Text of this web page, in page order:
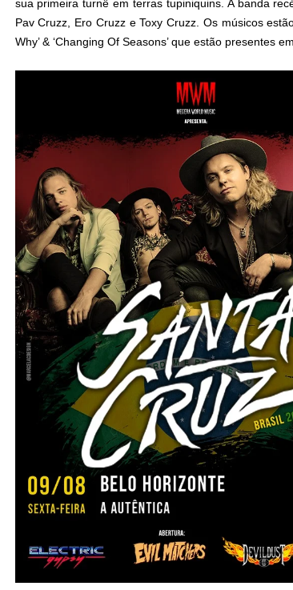
sua primeira turnê em terras tupiniquins. A banda
Pav Cruzz, Ero Cruzz e Toxy Cruzz. Os músicos
Why’ & ‘Changing Of Seasons’ que estão presentes